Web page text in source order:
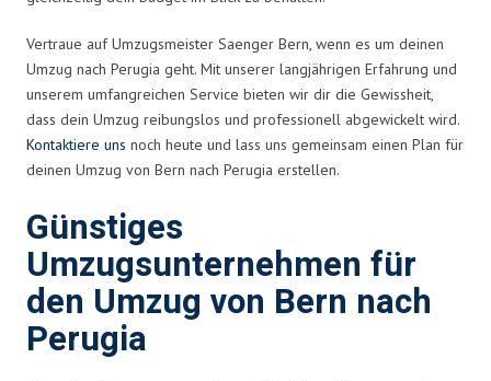
Vertraue auf Umzugsmeister Saenger Bern, wenn es um deinen
Umzug nach Perugia geht. Mit unserer langjährigen Erfahrung und
unserem umfangreichen Service bieten wir dir die Gewissheit,
dass dein Umzug reibungslos und professionell abgewickelt wird.
Kontaktiere uns noch heute und lass uns gemeinsam einen Plan für
deinen Umzug von Bern nach Perugia erstellen.
Günstiges
Umzugsunternehmen für
den Umzug von Bern nach
Perugia